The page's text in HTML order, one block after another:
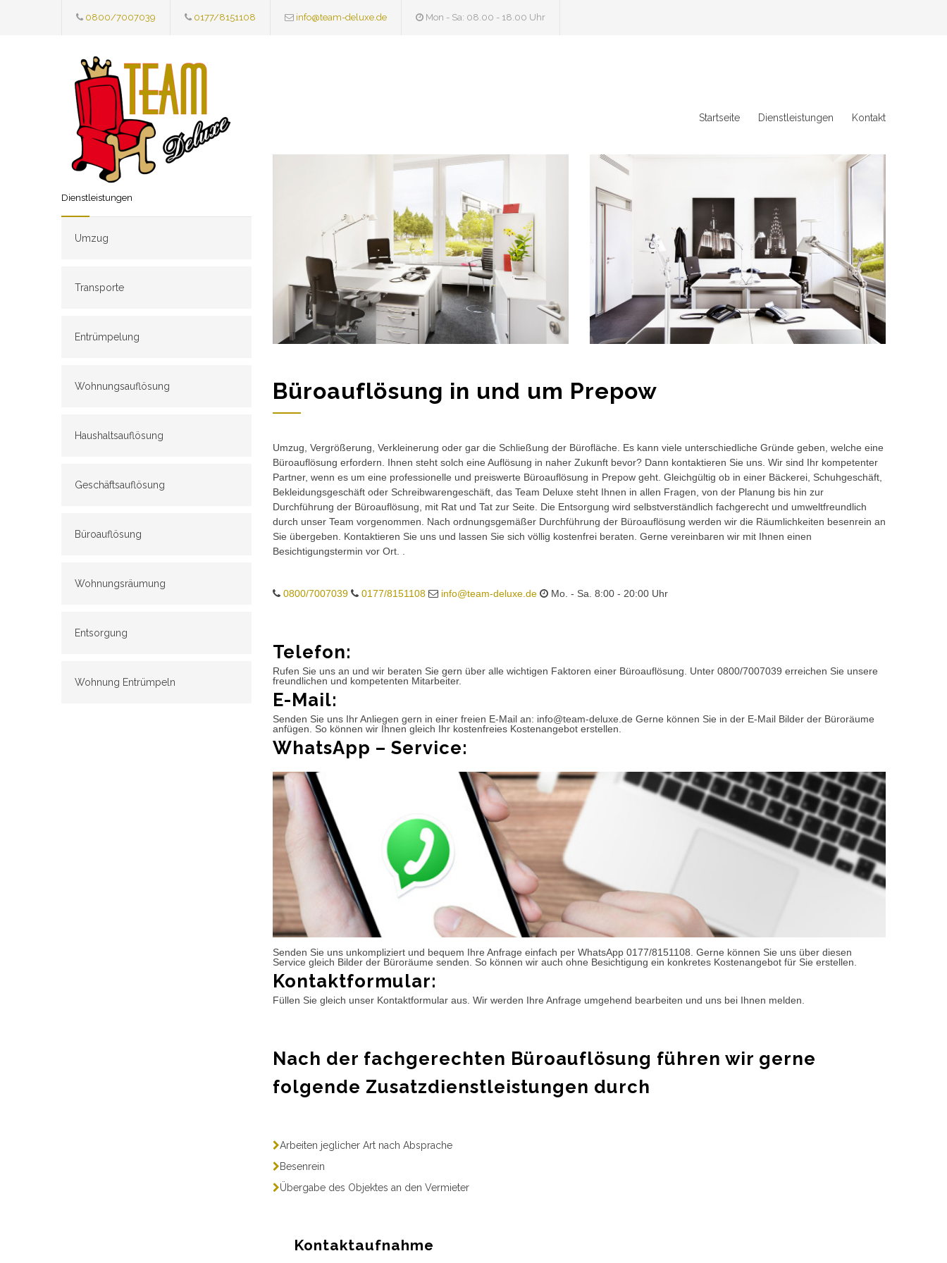
0800/7007039 0177/8151108 info@team-deluxe.de Mon - Sa: 08.00 - 18.00 Uhr
Startseite Dienstleistungen Kontakt
Dienstleistungen
Umzug
Transporte
Entrümpelung
Wohnungsauflösung
Haushaltsauflösung
Geschäftsauflösung
Büroauflösung
Wohnungsräumung
Entsorgung
Wohnung Entrümpeln
Büroauflösung in und um Prepow
Umzug, Vergrößerung, Verkleinerung oder gar die Schließung der Bürofläche. Es kann viele unterschiedliche Gründe geben, welche eine
Büroauflösung erfordern. Ihnen steht solch eine Auflösung in naher Zukunft bevor? Dann kontaktieren Sie uns. Wir sind Ihr kompetenter
Partner, wenn es um eine professionelle und preiswerte Büroauflösung in Prepow geht. Gleichgültig ob in einer Bäckerei, Schuhgeschäft,
Bekleidungsgeschäft oder Schreibwarengeschäft, das Team Deluxe steht Ihnen in allen Fragen, von der Planung bis hin zur
Durchführung der Büroauflösung, mit Rat und Tat zur Seite. Die Entsorgung wird selbstverständlich fachgerecht und umweltfreundlich
durch unser Team vorgenommen. Nach ordnungsgemäßer Durchführung der Büroauflösung werden wir die Räumlichkeiten besenrein an
Sie übergeben. Kontaktieren Sie uns und lassen Sie sich völlig kostenfrei beraten. Gerne vereinbaren wir mit Ihnen einen
Besichtigungstermin vor Ort. .
0800/7007039 0177/8151108 info@team-deluxe.de Mo. - Sa. 8:00 - 20:00 Uhr
Telefon:
Rufen Sie uns an und wir beraten Sie gern über alle wichtigen Faktoren einer Büroauflösung. Unter 0800/7007039 erreichen Sie unsere
freundlichen und kompetenten Mitarbeiter.
E-Mail:
Senden Sie uns Ihr Anliegen gern in einer freien E-Mail an: info@team-deluxe.de Gerne können Sie in der E-Mail Bilder der Büroräume
anfügen. So können wir Ihnen gleich Ihr kostenfreies Kostenangebot erstellen.
WhatsApp – Service:
Senden Sie uns unkompliziert und bequem Ihre Anfrage einfach per WhatsApp 0177/8151108. Gerne können Sie uns über diesen
Service gleich Bilder der Büroräume senden. So können wir auch ohne Besichtigung ein konkretes Kostenangebot für Sie erstellen.
Kontaktformular:
Füllen Sie gleich unser Kontaktformular aus. Wir werden Ihre Anfrage umgehend bearbeiten und uns bei Ihnen melden.
Nach der fachgerechten Büroauflösung führen wir gerne
folgende Zusatzdienstleistungen durch
Arbeiten jeglicher Art nach Absprache
Besenrein
Übergabe des Objektes an den Vermieter
Kontaktaufnahme